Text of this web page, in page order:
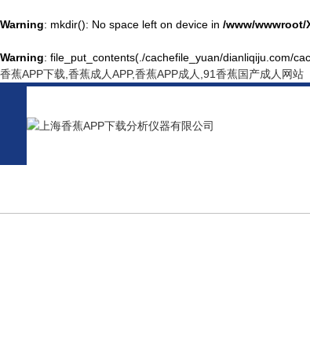
Warning: mkdir(): No space left on device in /www/wwwroot/
Warning: file_put_contents(./cachefile_yuan/dianliqiju.com/
香蕉APP下载,香蕉成人APP,香蕉APP成人,91香蕉国产成人网站